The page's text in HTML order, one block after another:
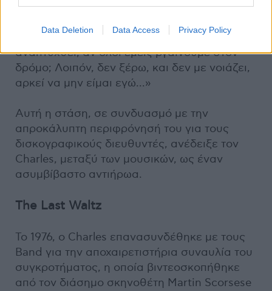
Data Deletion Data Access Privacy Policy
τους ανθρώπους του δρόμου,
περιπλανώμενοι από πόλη σε πόλη... Ποιος
θα δουλέψει, θα κάνει την οικονομία να
αναπτυχθεί, αν όλοι εμείς βγαίνουμε στον
δρόμο; Λοιπόν, δεν ξέρω, και δεν με νοιάζει,
αρκεί να μην είμαι εγώ...»
Αυτή η στάση, σε συνδυασμό με την
απροκάλυπτη περιφρόνησή του για τους
δισκογραφικούς διευθυντές, ανέδειξε τον
Charles, μεταξύ των μουσικών, ως έναν
ασυμβίβαστο αντιήρωα.
The Last Waltz
Το 1976, ο Charles επανασυνδέθηκε με τους
Band για την αποχαιρετιστήρια συναυλία του
συγκροτήματος, η οποία βιντεοσκοπήθηκε
από τον διάσημο σκηνοθέτη Martin Scorsese